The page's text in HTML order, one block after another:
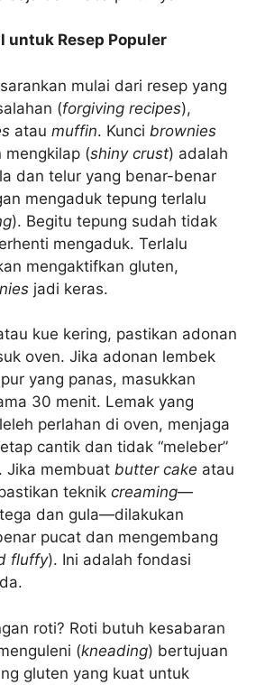
untuk Resep Populer
mulai dari resep yang
(forgiving recipes),
atau muffin. Kunci brownies
(shiny crust) adalah
dan telur yang benar-benar
mengaduk tepung terlalu
). Begitu tepung sudah tidak
mengaduk. Terlalu
mengaktifkan gluten,
jadi keras.
kue kering, pastikan adonan
oven. Jika adonan lembek
yang panas, masukkan
30 menit. Lemak yang
perlahan di oven, menjaga
cantik dan tidak “meleber”
Jika membuat butter cake atau
teknik creaming—
dan gula—dilakukan
pucat dan mengembang
fluffy). Ini adalah fondasi
roti? Roti butuh kesabaran
(kneading) bertujuan
gluten yang kuat untuk